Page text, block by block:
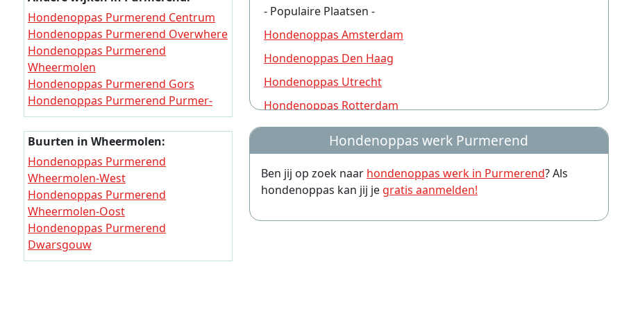
- Populaire Plaatsen -
Hondenoppas Amsterdam
Hondenoppas Den Haag
Hondenoppas Utrecht
Hondenoppas Rotterdam
Hondenoppas Nijmegen
Hondenoppas Groningen
Hondenoppas Almere
Hondenoppas Amersfoort
Hondenoppas Arnhem
Hondenoppas werk Purmerend
Ben jij op zoek naar hondenoppas werk in Purmerend? Als
hondenoppas kan jij je gratis aanmelden!
Hondenoppas Purmerend Centrum
Hondenoppas Purmerend Overwhere
Hondenoppas Purmerend
Wheermolen
Hondenoppas Purmerend Gors
Hondenoppas Purmerend Purmer-
Noord
Hondenoppas Purmerend Purmer-
Zuid
Hondenoppas Purmerend
Weidevenne
Buurten in Wheermolen:
Hondenoppas Purmerend
Wheermolen-West
Hondenoppas Purmerend
Wheermolen-Oost
Hondenoppas Purmerend
Dwarsgouw